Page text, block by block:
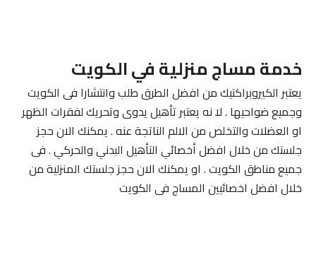
خدمة مساج منزلية في الكويت
يعتبر الكيروبراكتيك من افضل الطرق طلب وانتشارا فى الكويت
وجميع ضواحيها . لا نه يعتبر تأهيل يدوى وتحريك لفقرات الظهر
او العضلات والتخلص من الالم الناتجة عنه . يمكنك الان حجز
جلستك من خلال افضل أخصائي التأهيل البدني والحركي . فى
جميع مناطق الكويت . او يمكنك الان حجز جلستك المنزلية من
خلال افضل اخصائيين المساج فى الكويت